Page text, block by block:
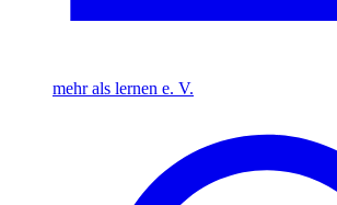
mehr als lernen e. V.